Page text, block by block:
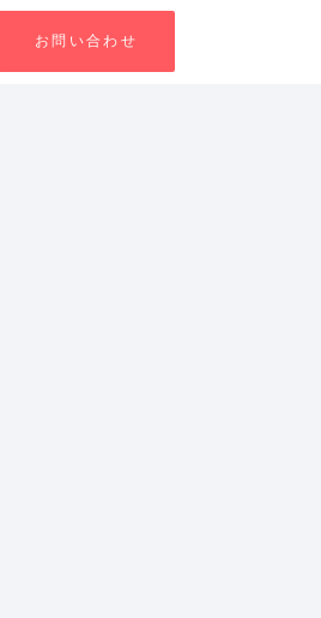
お問い合わせ